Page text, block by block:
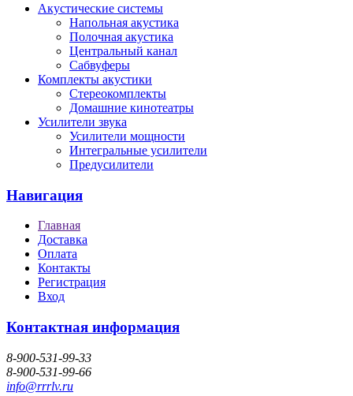
Акустические системы
Напольная акустика
Полочная акустика
Центральный канал
Сабвуферы
Комплекты акустики
Стереокомплекты
Домашние кинотеатры
Усилители звука
Усилители мощности
Интегральные усилители
Предусилители
Навигация
Главная
Доставка
Оплата
Контакты
Регистрация
Вход
Контактная информация
8-900-531-99-33
8-900-531-99-66
info@rrrlv.ru